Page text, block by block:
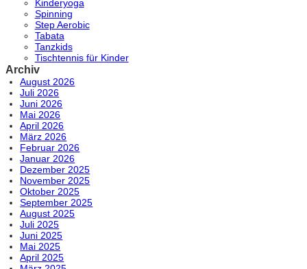
Kinderyoga
Spinning
Step Aerobic
Tabata
Tanzkids
Tischtennis für Kinder
Archiv
August 2026
Juli 2026
Juni 2026
Mai 2026
April 2026
März 2026
Februar 2026
Januar 2026
Dezember 2025
November 2025
Oktober 2025
September 2025
August 2025
Juli 2025
Juni 2025
Mai 2025
April 2025